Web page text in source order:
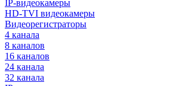
IP-видеокамеры
HD-TVI видеокамеры
Видеорегистраторы
4 канала
8 каналов
16 каналов
24 канала
32 канала